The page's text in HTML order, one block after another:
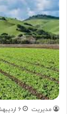
مدیریت 6 اردیبهشت 1403